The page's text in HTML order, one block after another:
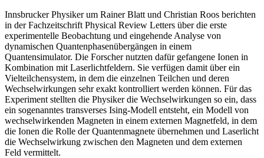
Innsbrucker Physiker um Rainer Blatt und Christian Roos berichten
in der Fachzeitschrift Physical Review Letters über die erste
experimentelle Beobachtung und eingehende Analyse von
dynamischen Quantenphasenübergängen in einem
Quantensimulator. Die Forscher nutzten dafür gefangene Ionen in
Kombination mit Laserlichtfeldern. Sie verfügen damit über ein
Vielteilchensystem, in dem die einzelnen Teilchen und deren
Wechselwirkungen sehr exakt kontrolliert werden können. Für das
Experiment stellten die Physiker die Wechselwirkungen so ein, dass
ein sogenanntes transverses Ising-Modell entsteht, ein Modell von
wechselwirkenden Magneten in einem externen Magnetfeld, in dem
die Ionen die Rolle der Quantenmagnete übernehmen und Laserlicht
die Wechselwirkung zwischen den Magneten und dem externen
Feld vermittelt.